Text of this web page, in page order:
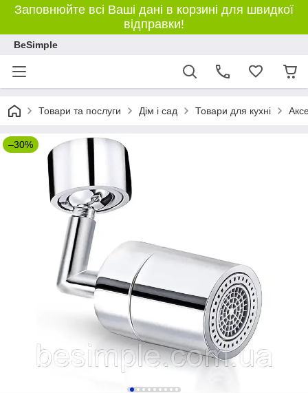
Заповнюйте всі Ваші дані в корзині для швидкої
відправки!
BeSimple
Товари та послуги Дім і сад Товари для кухні
–30%